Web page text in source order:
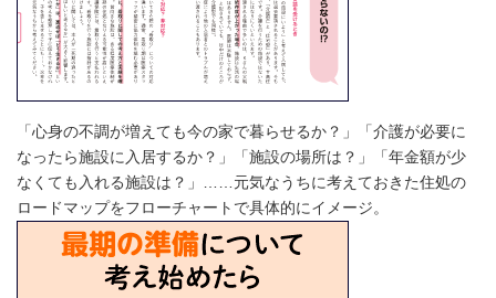
「心身の不調が増えても今の家で暮らせるか？」「介護が必要に
なったら施設に入居するか？」「施設の場所は？」「年金額が少
なくても入れる施設は？」……元気なうちに考えておきた住処の
ロードマップをフローチャートで具体的にイメージ。